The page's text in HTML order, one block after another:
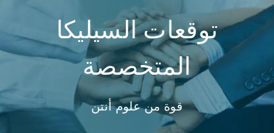
توقعات السيليكا
المتخصصة
قوة من علوم أنتن